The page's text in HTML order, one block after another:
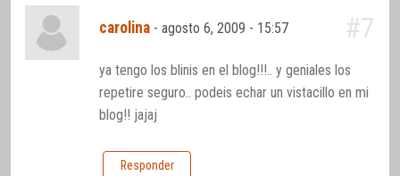
carolina -agosto 6, 2009 - 15:57 #7
ya tengo los blinis en el blog!!!.. y geniales los
repetire seguro.. podeis echar un vistacillo en mi
blog!! jajaj
Responder